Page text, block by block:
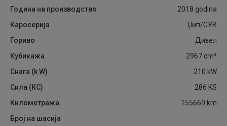
Година на производство
2018 godina
Каросерија
Џип/СУВ
Гориво
Дизел
Кубикажа
2967 cm³
Снага (k W)
210 kW
Сила (КС)
286 KS
Километража
155669 km
Број на шасија